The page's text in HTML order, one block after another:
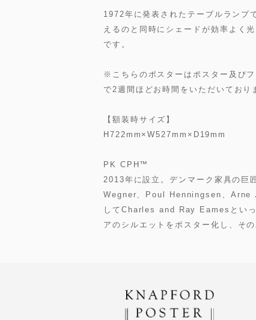
1972年に発表されたテーブルランプ
えるのと同時にシェードが効率よく
です。
※こちらのポスターはポスター及び
で2週間ほどお時間をいただいており
【額装時サイズ】
H722mm×W527mm×D19mm
PK CPH™
2013年に設立。デンマーク家具の巨
Wegner、Poul Henningsen、
してCharles and Ray Eamesといっ
アのシルエットをポスター化し、そ